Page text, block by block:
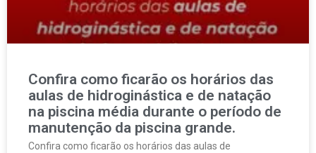
Confira como ficarão os horários das
aulas de hidroginástica e de natação
na piscina média durante o período de
manutenção da piscina grande.
Confira como ficarão os horários das aulas de